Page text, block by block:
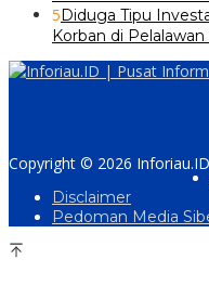
5Diduga Tipu
Korban di Pelalawan
Copyright © 2026 Inforiau.ID
Disclaimer
Pedoman Media